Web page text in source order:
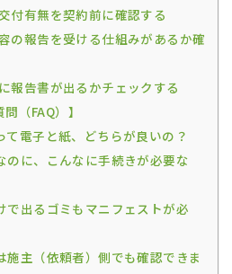
付有無を契約前に確認する
の報告を受ける仕組みがあるか確
報告書が出るかチェックする
（FAQ）】
て電子と紙、どちらが良いの？
のに、こんなに手続きが必要な
で出るゴミもマニフェストが必
施主（依頼者）側でも確認できま